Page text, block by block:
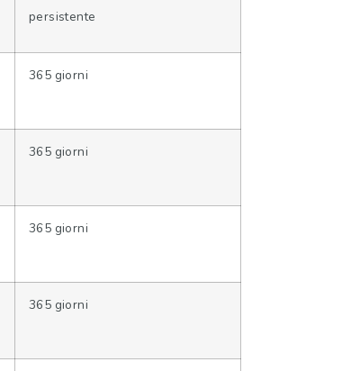
persistente
365 giorni
365 giorni
365 giorni
365 giorni